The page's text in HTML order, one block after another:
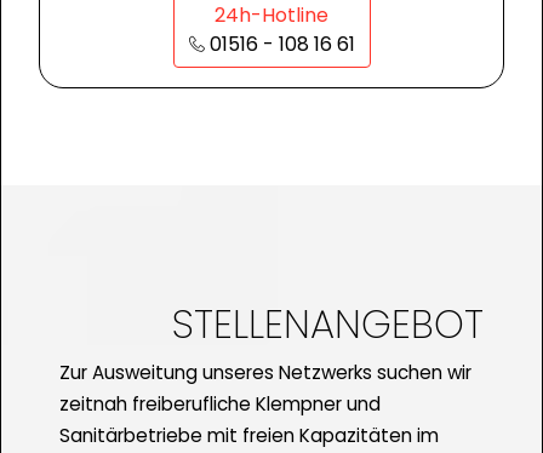
24h-Hotline
01516 - 108 16 61
STELLENANGEBOT
Zur Ausweitung unseres Netzwerks suchen wir
zeitnah freiberufliche Klempner und
Sanitärbetriebe mit freien Kapazitäten im